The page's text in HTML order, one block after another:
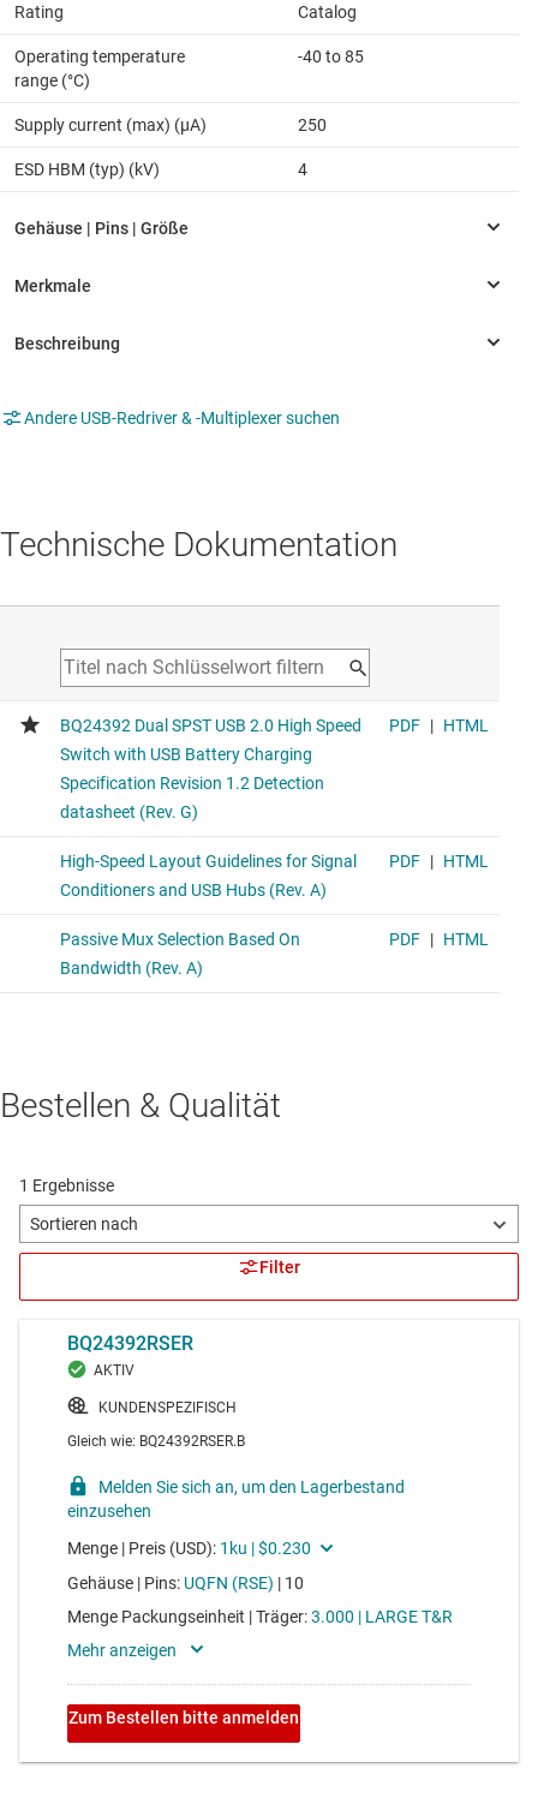
Rating Catalog
Operating temperature
range (°C)
-40 to 85
Supply current (max) (µA) 250
ESD HBM (typ) (kV) 4
Andere USB-Redriver & -Multiplexer suchen
Technische Dokumentation
Bestellen & Qualität